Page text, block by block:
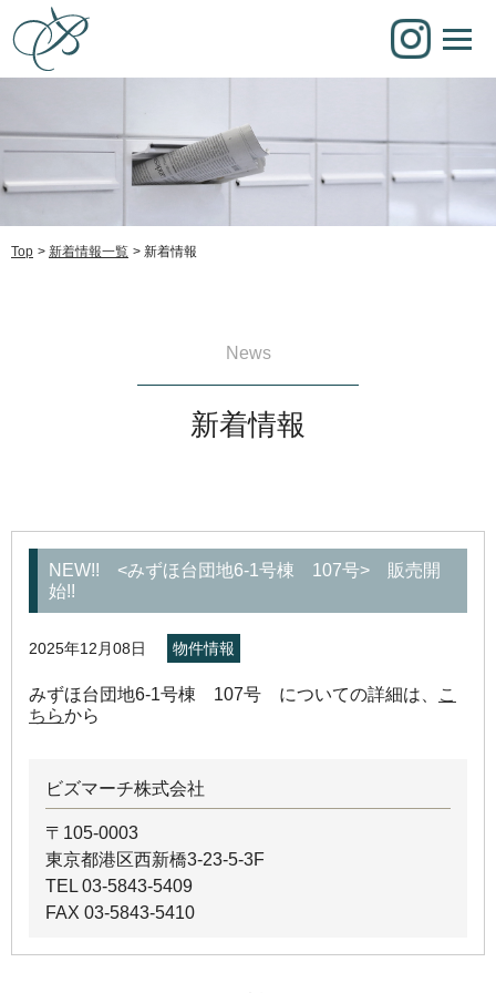
Top 新着情報一覧 新着情報
News
新着情報
NEW!! <みずほ台団地6-1号棟 107号> 販売開
始!!
2025年12月08日 物件情報
みずほ台団地6-1号棟 107号 についての詳細は、
こ
ちらから
ビズマーチ株式会社
〒105-0003
東京都港区西新橋3-23-5-3F
TEL 03-5843-5409
FAX 03-5843-5410